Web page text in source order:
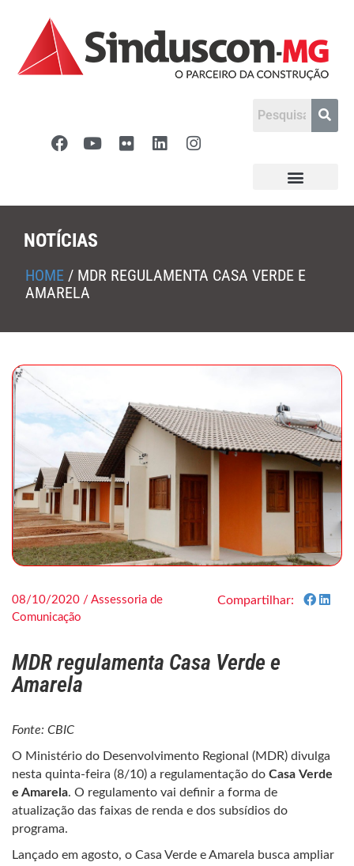
NOTÍCIAS
HOME / MDR REGULAMENTA CASA VERDE E
AMARELA
08/10/2020 / Assessoria de
Comunicação
Compartilhar:
MDR regulamenta Casa Verde e
Amarela
Fonte: CBIC
O Ministério do Desenvolvimento Regional (MDR) divulga
nesta quinta-feira (8/10) a regulamentação do Casa Verde
e Amarela. O regulamento vai definir a forma de
atualização das faixas de renda e dos subsídios do
programa.
Lançado em agosto, o Casa Verde e Amarela busca ampliar